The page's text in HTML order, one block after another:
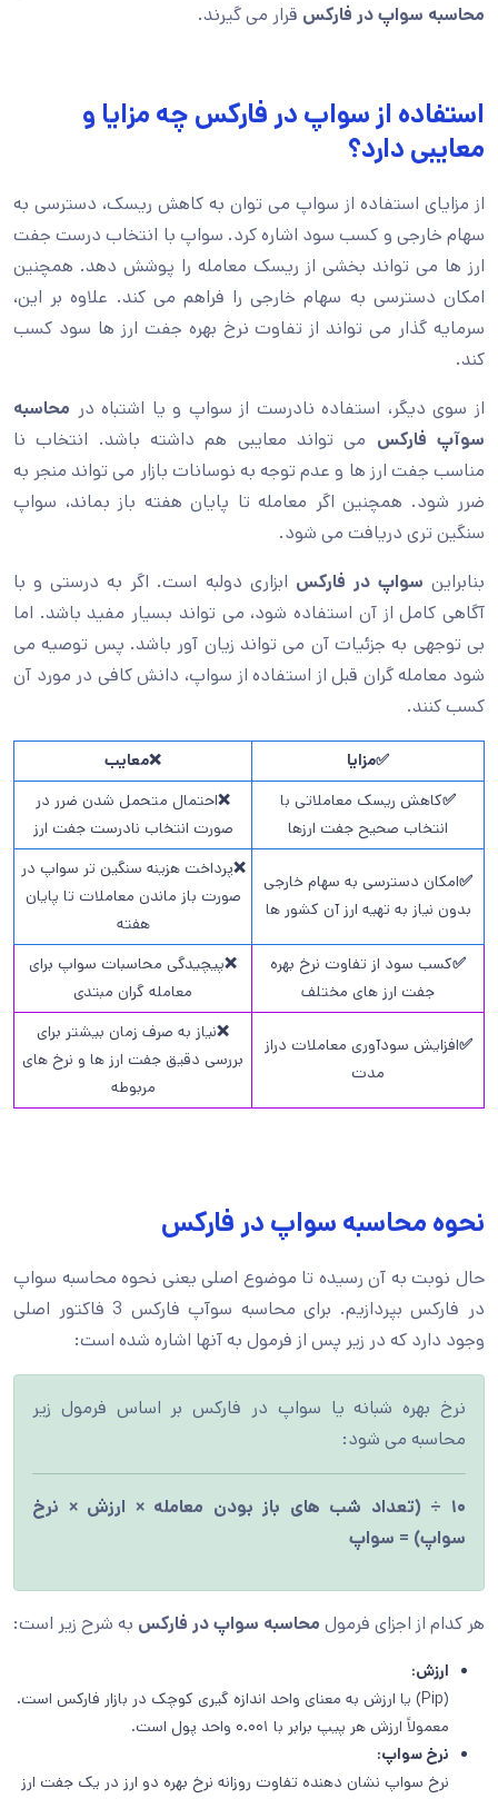
محاسبه سواپ در فارکس قرار می گیرند.
استفاده از سواپ در فارکس چه مزایا و
معایبی دارد؟
از مزایای استفاده از سواپ می توان به کاهش ریسک، دسترسی به
سهام خارجی و کسب سود اشاره کرد. سواپ با انتخاب درست جفت
ارز ها می تواند بخشی از ریسک معامله را پوشش دهد. همچنین
امکان دسترسی به سهام خارجی را فراهم می کند. علاوه بر این،
سرمایه گذار می تواند از تفاوت نرخ بهره جفت ارز ها سود کسب
کند.
از سوی دیگر، استفاده نادرست از سواپ و یا اشتباه در محاسبه
سوآپ فارکس می تواند معایبی هم داشته باشد. انتخاب نا
مناسب جفت ارز ها و عدم توجه به نوسانات بازار می تواند منجر به
ضرر شود. همچنین اگر معامله تا پایان هفته باز بماند، سواپ
سنگین تری دریافت می شود.
بنابراین سواپ در فارکس ابزاری دولبه است. اگر به درستی و با
آگاهی کامل از آن استفاده شود، می تواند بسیار مفید باشد. اما
بی توجهی به جزئیات آن می تواند زیان آور باشد. پس توصیه می
شود معامله گران قبل از استفاده از سواپ، دانش کافی در مورد آن
کسب کنند.
✅مزایا
❌معایب
✅کاهش ریسک معاملاتی با
انتخاب صحیح جفت ارزها
❌احتمال متحمل شدن ضرر در
صورت انتخاب نادرست جفت ارز
✅امکان دسترسی به سهام خارجی
بدون نیاز به تهیه ارز آن کشور ها
❌پرداخت هزینه سنگین تر سواپ در
صورت باز ماندن معاملات تا پایان
هفته
✅کسب سود از تفاوت نرخ بهره
جفت ارز های مختلف
❌پیچیدگی محاسبات سواپ برای
معامله گران مبتدی
✅افزایش سودآوری معاملات دراز
مدت
❌نیاز به صرف زمان بیشتر برای
بررسی دقیق جفت ارز ها و نرخ های
مربوطه
نحوه محاسبه سواپ در فارکس
حال نوبت به آن رسیده تا موضوع اصلی یعنی نحوه محاسبه سواپ
در فارکس بپردازیم. برای محاسبه سوآپ فارکس 3 فاکتور اصلی
وجود دارد که در زیر پس از فرمول به آنها اشاره شده است:
نرخ بهره شبانه یا سواپ در فارکس بر اساس فرمول زیر
محاسبه می شود:
۱۰ ÷ (تعداد شب های باز بودن معامله × ارزش × نرخ
سواپ) = سواپ
هر کدام از اجزای فرمول محاسبه سواپ در فارکس به شرح زیر است:
ارزش:
(Pip) یا ارزش به معنای واحد اندازه گیری کوچک در بازار فارکس است.
معمولاً ارزش هر پیپ برابر با ۰.۰۰۱ واحد پول است.
نرخ سواپ:
نرخ سواپ نشان دهنده تفاوت روزانه نرخ بهره دو ارز در یک جفت ارز